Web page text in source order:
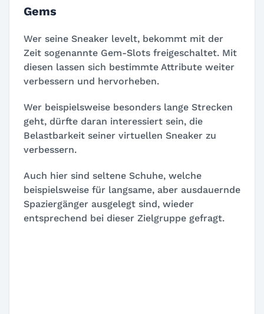
Gems
Wer seine Sneaker levelt, bekommt mit der
Zeit sogenannte Gem-Slots freigeschaltet. Mit
diesen lassen sich bestimmte Attribute weiter
verbessern und hervorheben.
Wer beispielsweise besonders lange Strecken
geht, dürfte daran interessiert sein, die
Belastbarkeit seiner virtuellen Sneaker zu
verbessern.
Auch hier sind seltene Schuhe, welche
beispielsweise für langsame, aber ausdauernde
Spaziergänger ausgelegt sind, wieder
entsprechend bei dieser Zielgruppe gefragt.